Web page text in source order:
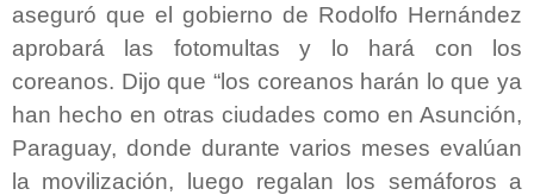
aseguró que el gobierno de Rodolfo Hernández
aprobará las fotomultas y lo hará con los
coreanos. Dijo que “los coreanos harán lo que ya
han hecho en otras ciudades como en Asunción,
Paraguay, donde durante varios meses evalúan
la movilización, luego regalan los semáforos a